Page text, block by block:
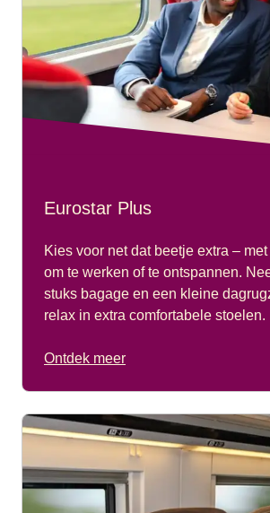
Eurostar Plus
Kies voor net dat beetje extra –
om te werken of te ontspannen.
stuks bagage en een kleine
relax in extra comfortabele stoelen.
Ontdek meer